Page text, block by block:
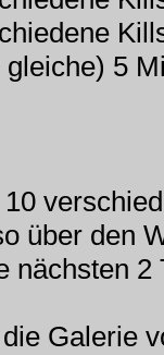
5
über den
nächsten 2
die Galerie